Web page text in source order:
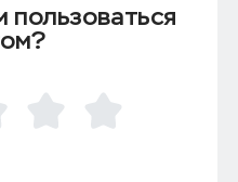
пользоваться